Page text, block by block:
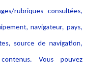
rubriques consultées,
navigateur, pays,
source de navigation,
Vous pouvez